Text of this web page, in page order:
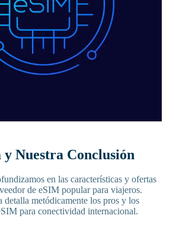
Nuestra Conclusión
en las características y ofertas
de eSIM popular para viajeros.
detalla metódicamente los pros y los
para conectividad internacional.